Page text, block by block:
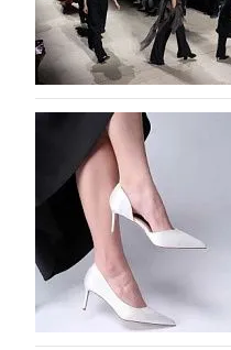
На участие в
На участие в седьмой
октября, уже подано
которых не были
07.08.2026 633